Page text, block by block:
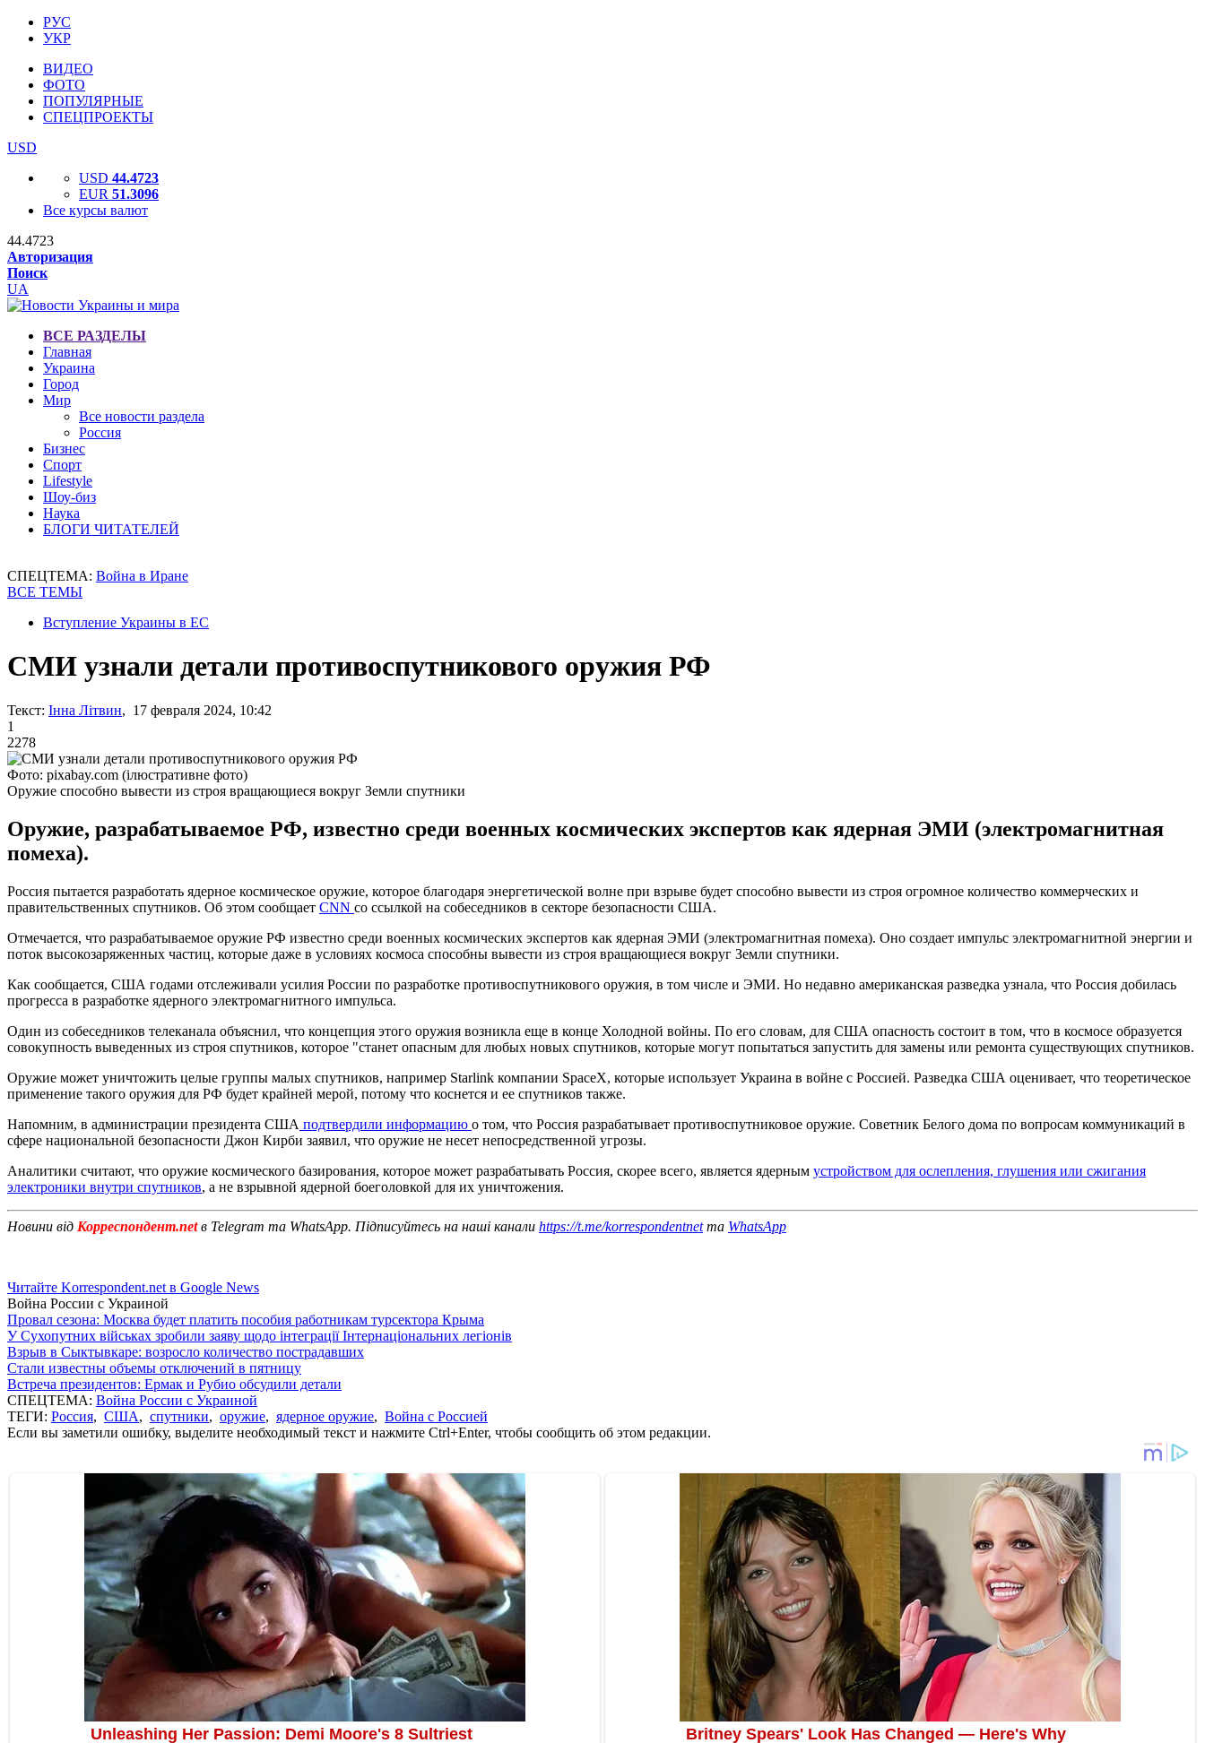
РУС
УКР
ВИДЕО
ФОТО
ПОПУЛЯРНЫЕ
СПЕЦПРОЕКТЫ
USD
USD 44.4723
EUR 51.3096
Все курсы валют
44.4723
Авторизация
Поиск
UA
ВСЕ РАЗДЕЛЫ
Главная
Украина
Город
Мир
Все новости раздела
Россия
Бизнес
Спорт
Lifestyle
Шоу-биз
Наука
БЛОГИ ЧИТАТЕЛЕЙ
СПЕЦТЕМА: Война в Иране
ВСЕ ТЕМЫ
Вступление Украины в ЕС
СМИ узнали детали противоспутникового оружия РФ
Текст: Інна Літвин, 17 февраля 2024, 10:42
1
2278
Фото: pixabay.com (ілюстративне фото)
Оружие способно вывести из строя вращающиеся вокруг Земли спутники
Оружие, разрабатываемое РФ, известно среди военных космических экспертов как ядерная ЭМИ (электромагнитная
помеха).
Россия пытается разработать ядерное космическое оружие, которое благодаря энергетической волне при взрыве будет способно вывести из строя огромное количество коммерческих и
правительственных спутников. Об этом сообщает CNN со ссылкой на собеседников в секторе безопасности США.
Отмечается, что разрабатываемое оружие РФ известно среди военных космических экспертов как ядерная ЭМИ (электромагнитная помеха). Оно создает импульс электромагнитной энергии и
поток высокозаряженных частиц, которые даже в условиях космоса способны вывести из строя вращающиеся вокруг Земли спутники.
Как сообщается, США годами отслеживали усилия России по разработке противоспутникового оружия, в том числе и ЭМИ. Но недавно американская разведка узнала, что Россия добилась
прогресса в разработке ядерного электромагнитного импульса.
Один из собеседников телеканала объяснил, что концепция этого оружия возникла еще в конце Холодной войны. По его словам, для США опасность состоит в том, что в космосе образуется
совокупность выведенных из строя спутников, которое "станет опасным для любых новых спутников, которые могут попытаться запустить для замены или ремонта существующих спутников.
Оружие может уничтожить целые группы малых спутников, например Starlink компании SpaceX, которые использует Украина в войне с Россией. Разведка США оценивает, что теоретическое
применение такого оружия для РФ будет крайней мерой, потому что коснется и ее спутников также.
Напомним, в администрации президента США подтвердили информацию о том, что Россия разрабатывает противоспутниковое оружие. Советник Белого дома по вопросам коммуникаций в
сфере национальной безопасности Джон Кирби заявил, что оружие не несет непосредственной угрозы.
Аналитики считают, что оружие космического базирования, которое может разрабатывать Россия, скорее всего, является ядерным устройством для ослепления, глушения или сжигания
электроники внутри спутников, а не взрывной ядерной боеголовкой для их уничтожения.
Новини від Корреспондент.netв Telegram та WhatsApp. Підписуйтесь на наші канали https://t.me/korrespondentnetта WhatsApp
Читайте Korrespondent.net в Google News
Война России с Украиной
Провал сезона: Москва будет платить пособия работникам турсектора Крыма
У Сухопутних військах зробили заяву щодо інтеграції Інтернаціональних легіонів
Взрыв в Сыктывкаре: возросло количество пострадавших
Стали известны объемы отключений в пятницу
Встреча президентов: Ермак и Рубио обсудили детали
СПЕЦТЕМА: Война России с Украиной
ТЕГИ: Россия, США, спутники, оружие, ядерное оружие, Война с Россией
Если вы заметили ошибку, выделите необходимый текст и нажмите Ctrl+Enter, чтобы сообщить об этом редакции.